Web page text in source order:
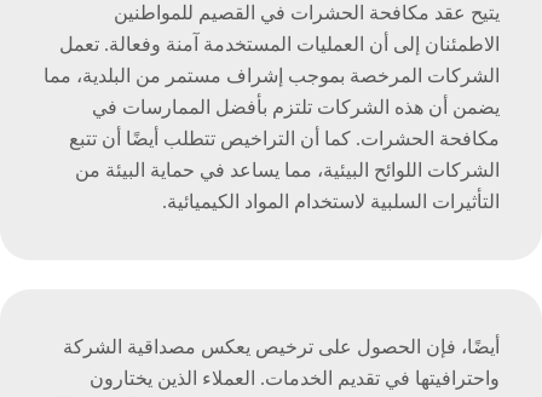
يتيح عقد مكافحة الحشرات في القصيم للمواطنين
الاطمئنان إلى أن العمليات المستخدمة آمنة وفعالة. تعمل
الشركات المرخصة بموجب إشراف مستمر من البلدية، مما
يضمن أن هذه الشركات تلتزم بأفضل الممارسات في
مكافحة الحشرات. كما أن التراخيص تتطلب أيضًا أن تتبع
الشركات اللوائح البيئية، مما يساعد في حماية البيئة من
التأثيرات السلبية لاستخدام المواد الكيميائية.
أيضًا، فإن الحصول على ترخيص يعكس مصداقية الشركة
واحترافيتها في تقديم الخدمات. العملاء الذين يختارون